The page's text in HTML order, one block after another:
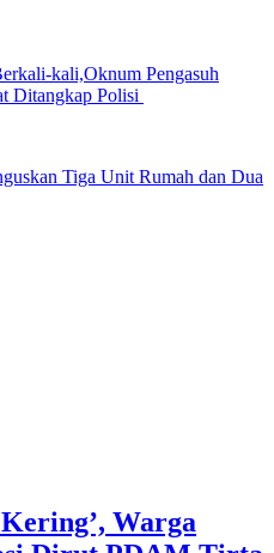
kali,Oknum Pengasuh
Ditangkap Polisi
Tiga Unit Rumah dan Dua
Warga